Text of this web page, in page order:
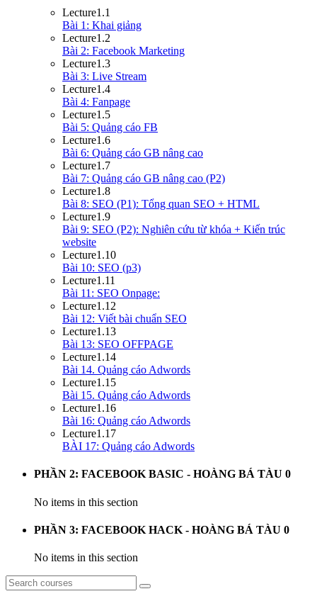
Lecture1.1
Bài 1: Khai giảng
Lecture1.2
Bài 2: Facebook Marketing
Lecture1.3
Bài 3: Live Stream
Lecture1.4
Bài 4: Fanpage
Lecture1.5
Bài 5: Quảng cáo FB
Lecture1.6
Bài 6: Quảng cáo GB nâng cao
Lecture1.7
Bài 7: Quảng cáo GB nâng cao (P2)
Lecture1.8
Bài 8: SEO (P1): Tổng quan SEO + HTML
Lecture1.9
Bài 9: SEO (P2): Nghiên cứu từ khóa + Kiến trúc
website
Lecture1.10
Bài 10: SEO (p3)
Lecture1.11
Bài 11: SEO Onpage:
Lecture1.12
Bài 12: Viết bài chuẩn SEO
Lecture1.13
Bài 13: SEO OFFPAGE
Lecture1.14
Bài 14. Quảng cáo Adwords
Lecture1.15
Bài 15. Quảng cáo Adwords
Lecture1.16
Bài 16: Quảng cáo Adwords
Lecture1.17
BÀI 17: Quảng cáo Adwords
PHẦN 2: FACEBOOK BASIC - HOÀNG BÁ TÀU 0
No items in this section
PHẦN 3: FACEBOOK HACK - HOÀNG BÁ TÀU 0
No items in this section